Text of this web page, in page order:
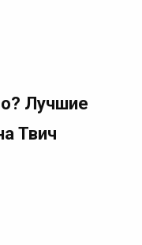
Лучшие
Твич